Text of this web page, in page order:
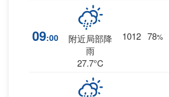
09:00
附近局部降
雨
27.7°C
1012 78%